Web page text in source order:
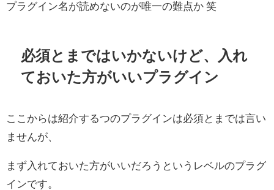
プラグイン名が読めないのが唯一の難点か 笑
必須とまではいかないけど、入れ
ておいた方がいいプラグイン
ここからは紹介するつのプラグインは必須とまでは言い
ませんが、
まず入れておいた方がいいだろうというレベルのプラグ
インです。